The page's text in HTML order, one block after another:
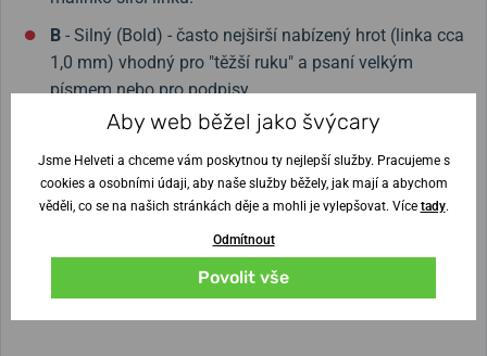
B - Silný (Bold) - často nejširší nabízený hrot (linka cca
1,0 mm) vhodný pro "těžší ruku" a psaní velkým
písmem nebo pro podpisy.
- Hrot pro leváky (Left-Handed) - Zkosený hrot,
tvarovaný pro leváky se spodním způsobem psaní.
Aby web běžel jako švýcary
Jsme Helveti a chceme vám poskytnou ty nejlepší služby. Pracujeme s
cookies a osobními údaji, aby naše služby běžely, jak mají a abychom
věděli, co se na našich stránkách děje a mohli je vylepšovat. Více tady.
Odmítnout
Povolit vše